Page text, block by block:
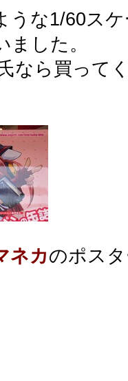
うな1/60ス
した。
なら買っ
ネカのポス